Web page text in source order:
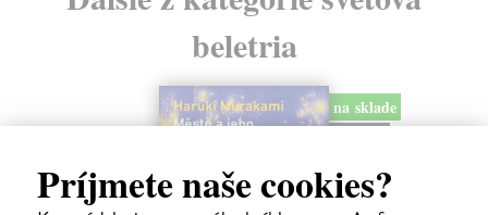
Príjmete naše cookies?
beletria
na sklade